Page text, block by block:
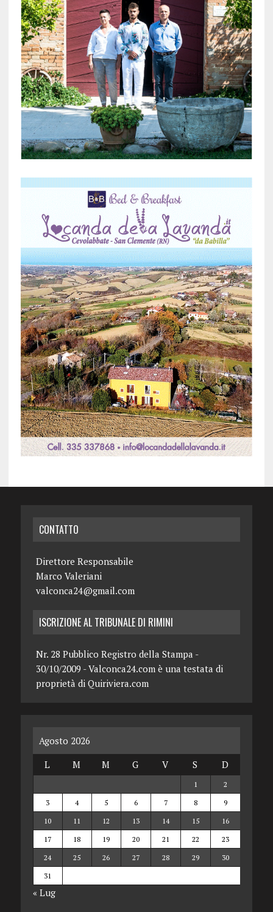
CONTATTO
Direttore Responsabile
Marco Valeriani
valconca24@gmail.com
ISCRIZIONE AL TRIBUNALE DI RIMINI
Nr. 28 Pubblico Registro della Stampa -
30/10/2009 - Valconca24.com è una testata di
proprietà di Quiriviera.com
Agosto 2026
L
M M G V S D
1
2
3
4 5 6 7 8
9
10
11 12 13 14 15
16
17
18 19 20 21 22
23
24
25 26 27 28 29
30
31
« Lug